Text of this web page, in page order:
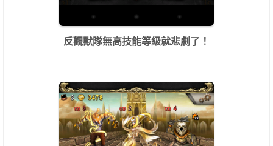
反觀獸隊無高技能等級就悲劇了！